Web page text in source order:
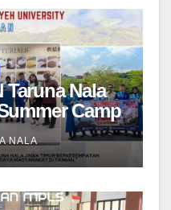
Taruna Nala
Camp
Taiwan
NALA